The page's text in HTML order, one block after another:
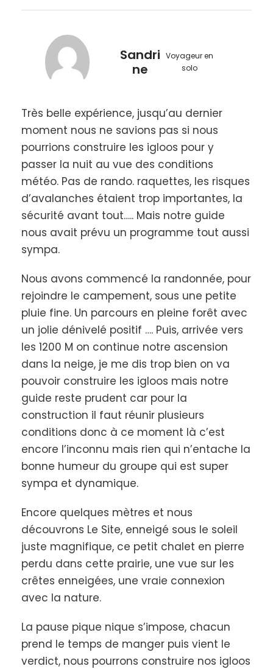
Accessible à tous
aventure est ouverte à tous, même aux
novices.
Randonnée en raquettes sous les étoiles
Un repas montagnard convivial: Partagez
un moment chaleureux et authentique après
une journée d’aventure.
Expérience unique
: Une nuit dans un igloo ou
nature.
Réservez dès maintenant
votre nuit insolite en
igloo et vivez un week-end magique en montagne,
entre aventure, convivialité et détente sous les
pour se ressourcer en pleine nature.
Jour par Jour
De votre nuit insolite en igloo
Jour 1 Construction et de l'Igloo**
Présentation et organisation de la journée (en
fonction des conditions météo du moment) autour
du pique-nique sorti du sac. Puis le groupe
jusqu’à la zone proche de construction du bivouac
sous igloo. Nous prendrons, avec nous, le matériel
spécifique pour bâtir les abris de neige sur l’après-
midi. Suivant la qualité de la neige et la composition
de la famille (enfants petit ou grand) un igloo peut
accueillir de 2 à 4 personnes maximum.
vêtements humides nous partirons attraper le
coucher du soleil et nous déplacer dans l’ambiance
nocturne avec au dessus de nos têtes le ciel étoilé.
Sandri
ne
Voyageur en
solo
Très belle expérience, jusqu’au dernier
moment nous ne savions pas si nous
pourrions construire les igloos pour y
passer la nuit au vue des conditions
météo. Pas de rando. raquettes, les risques
d’avalanches étaient trop importantes, la
sécurité avant tout….. Mais notre guide
nous avait prévu un programme tout aussi
sympa.
Nous avons commencé la randonnée, pour
rejoindre le campement, sous une petite
pluie fine. Un parcours en pleine forêt avec
un jolie dénivelé positif …. Puis, arrivée vers
les 1200 M on continue notre ascension
dans la neige, je me dis trop bien on va
pouvoir construire les igloos mais notre
guide reste prudent car pour la
construction il faut réunir plusieurs
conditions donc à ce moment là c’est
encore l’inconnu mais rien qui n’entache la
bonne humeur du groupe qui est super
sympa et dynamique.
Encore quelques mètres et nous
découvrons Le Site, enneigé sous le soleil
juste magnifique, ce petit chalet en pierre
perdu dans cette prairie, une vue sur les
crêtes enneigées, une vraie connexion
avec la nature.
La pause pique nique s’impose, chacun
prend le temps de manger puis vient le
verdict, nous pourrons construire nos igloos